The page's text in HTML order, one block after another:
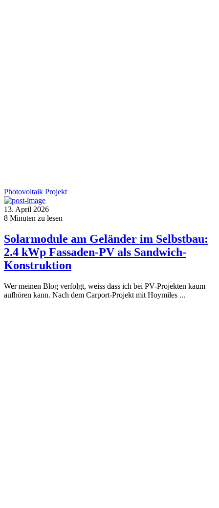
Photovoltaik Projekt
13. April 2026
8 Minuten zu lesen
Solarmodule am Geländer im Selbstbau:
2.4 kWp Fassaden-PV als Sandwich-
Konstruktion
Wer meinen Blog verfolgt, weiss dass ich bei PV-Projekten kaum
aufhören kann. Nach dem Carport-Projekt mit Hoymiles ...